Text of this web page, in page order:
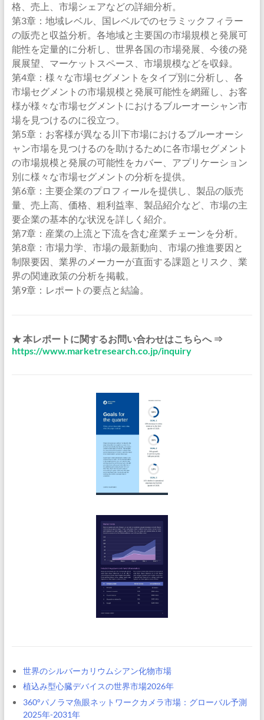
格、売上、市場シェアなどの詳細分析。
第3章：地域レベル、国レベルでのセラミックフィラー
の販売と収益分析。各地域と主要国の市場規模と発展可
能性を定量的に分析し、世界各国の市場発展、今後の発
展展望、マーケットスペース、市場規模などを収録。
第4章：様々な市場セグメントをタイプ別に分析し、各
市場セグメントの市場規模と発展可能性を網羅し、お客
様が様々な市場セグメントにおけるブルーオーシャン市
場を見つけるのに役立つ。
第5章：お客様が異なる川下市場におけるブルーオーシ
ャン市場を見つけるのを助けるために各市場セグメント
の市場規模と発展の可能性をカバー、アプリケーション
別に様々な市場セグメントの分析を提供。
第6章：主要企業のプロフィールを提供し、製品の販売
量、売上高、価格、粗利益率、製品紹介など、市場の主
要企業の基本的な状況を詳しく紹介。
第7章：産業の上流と下流を含む産業チェーンを分析。
第8章：市場力学、市場の最新動向、市場の推進要因と
制限要因、業界のメーカーが直面する課題とリスク、業
界の関連政策の分析を掲載。
第9章：レポートの要点と結論。
★ 本レポートに関するお問い合わせはこちらへ ⇒
https://www.marketresearch.co.jp/inquiry
世界のシルバーカリウムシアン化物市場
植込み型心臓デバイスの世界市場2026年
360°パノラマ魚眼ネットワークカメラ市場：グローバル予測
2025年-2031年